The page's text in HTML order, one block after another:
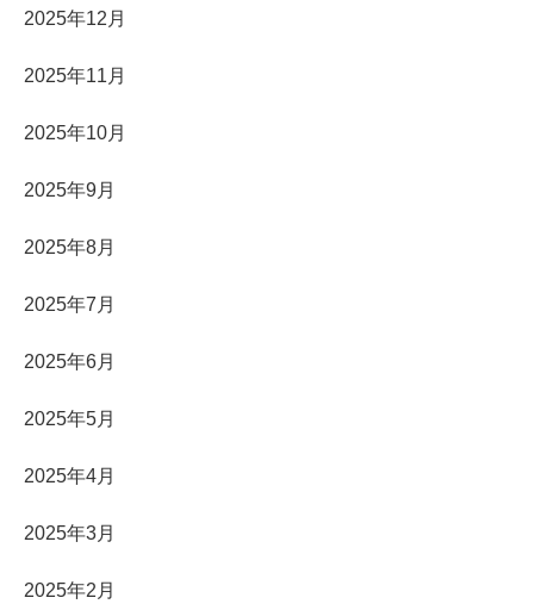
2025年12月
2025年11月
2025年10月
2025年9月
2025年8月
2025年7月
2025年6月
2025年5月
2025年4月
2025年3月
2025年2月